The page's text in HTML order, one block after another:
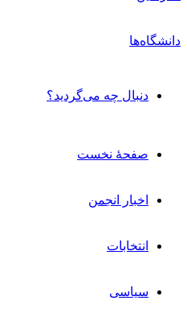
دنبال چه می‌گردید؟
صفحۀ نخست
اخبار انجمن
انتخابات
سیاسی